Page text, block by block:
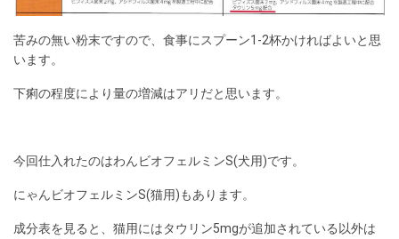
苦みの無い粉末ですので、食事にスプーン1-2杯かければよいと思
います。
下痢の程度により量の増減はアリだと思います。
今回仕入れたのはわんビオフェルミンS(犬用)です。
にゃんビオフェルミンS(猫用)もあります。
成分表を見ると、猫用にはタウリン5mgが追加されている以外は